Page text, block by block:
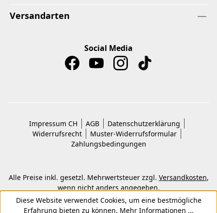
Versandarten
Social Media
Impressum CH AGB
Datenschutzerklärung
Widerrufsrecht
Muster-Widerrufsformular
Zahlungsbedingungen
Alle Preise inkl. gesetzl. Mehrwertsteuer zzgl. Versandkosten,
wenn nicht anders angegeben.
© 2026 Copyright © Kwon KG. Alle Rechte vorbehalten.
Diese Website verwendet Cookies, um eine bestmögliche
Erfahrung bieten zu können. Mehr Informationen ...